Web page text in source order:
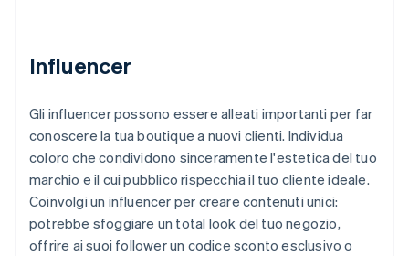
Influencer
Gli influencer possono essere alleati importanti per far
conoscere la tua boutique a nuovi clienti. Individua
coloro che condividono sinceramente l'estetica del tuo
marchio e il cui pubblico rispecchia il tuo cliente ideale.
Coinvolgi un influencer per creare contenuti unici:
potrebbe sfoggiare un total look del tuo negozio,
offrire ai suoi follower un codice sconto esclusivo o